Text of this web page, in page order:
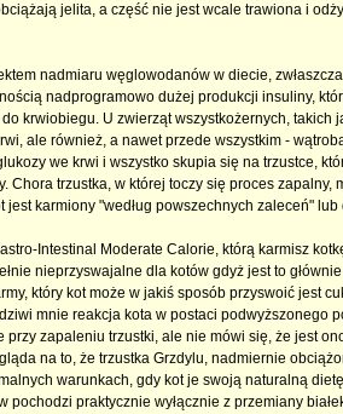
jelita, a część nie jest wcale trawiona i
nadmiaru węglowodanów w diecie,
nadprogramowo dużej produkcji insuliny,
krwiobiegu. U zwierząt wszystkożernych,
ale również, a nawet przede wszystkim -
we krwi i wszystko skupia się na trzustce,
Chora trzustka, w której toczy się proces
jest karmiony "według powszechnych zaleceń"
Intestinal Moderate Calorie, którą karmisz
nieprzyswajalne dla kotów gdyż jest to
który kot może w jakiś sposób przyswoić jest
mnie reakcja kota w postaci podwyższonego
przy zapaleniu trzustki, ale nie mówi się, że jest
na to, że trzustka Grzdylu, nadmiernie
warunkach, gdy kot je swoją naturalną
pochodzi praktycznie wyłącznie z przemiany